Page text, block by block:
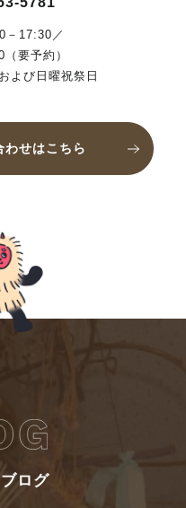
－17:30／
要予約）
よび日曜祝祭日
わせはこちら
ログ